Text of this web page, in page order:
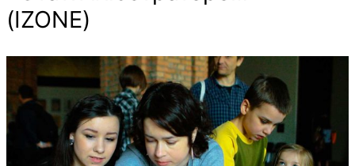
(IZONE)